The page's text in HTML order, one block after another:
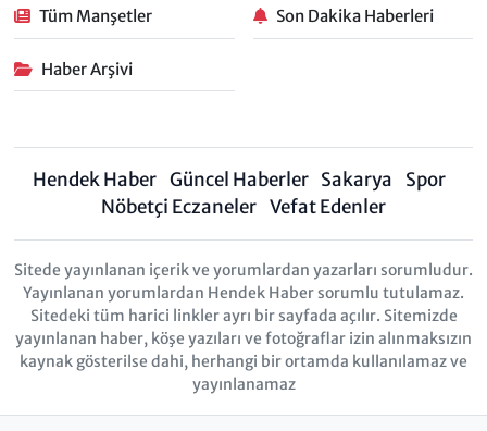
Tüm Manşetler Son Dakika Haberleri
Haber Arşivi
Hendek Haber Güncel Haberler Sakarya
Spor
Nöbetçi Eczaneler Vefat Edenler
Sitede yayınlanan içerik ve yorumlardan yazarları sorumludur.
Yayınlanan yorumlardan Hendek Haber sorumlu tutulamaz.
Sitedeki tüm harici linkler ayrı bir sayfada açılır. Sitemizde
yayınlanan haber, köşe yazıları ve fotoğraflar izin alınmaksızın
kaynak gösterilse dahi, herhangi bir ortamda kullanılamaz ve
yayınlanamaz